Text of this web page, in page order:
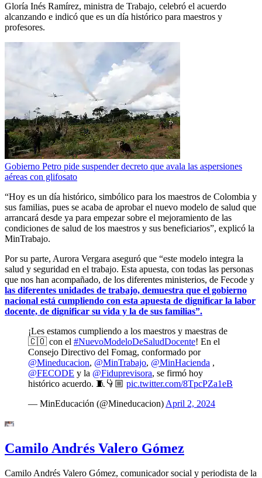
Gloría Inés Ramírez, ministra de Trabajo, celebró el acuerdo
alcanzando e indicó que es un día histórico para maestros y
profesores.
Gobierno Petro pide suspender decreto que avala las aspersiones
aéreas con glifosato
“Hoy es un día histórico, simbólico para los maestros de Colombia y
sus familias, pues se acaba de aprobar el nuevo modelo de salud que
arrancará desde ya para empezar sobre el mejoramiento de las
condiciones de salud de los maestros y sus beneficiarios”, explicó la
MinTrabajo.
Por su parte, Aurora Vergara aseguró que “este modelo integra la
salud y seguridad en el trabajo. Esta apuesta, con todas las personas
que nos han acompañado, de los diferentes ministerios, de Fecode y
las diferentes unidades de trabajo, demuestra que el gobierno
nacional está cumpliendo con esta apuesta de dignificar la labor
docente, de dignificar su vida y la de sus familias”.
¡Les estamos cumpliendo a los maestros y maestras de
🇨🇴 con el #NuevoModeloDeSaludDocente! En el
Consejo Directivo del Fomag, conformado por
@Mineducacion, @MinTrabajo, @MinHacienda ,
@FECODE y la @Fiduprevisora, se firmó hoy
histórico acuerdo. 🧵👇🏼 pic.twitter.com/8TpcPZa1eB
— MinEducación (@Mineducacion) April 2, 2024
Camilo Andrés Valero Gómez
Camilo Andrés Valero Gómez, comunicador social y periodista de la